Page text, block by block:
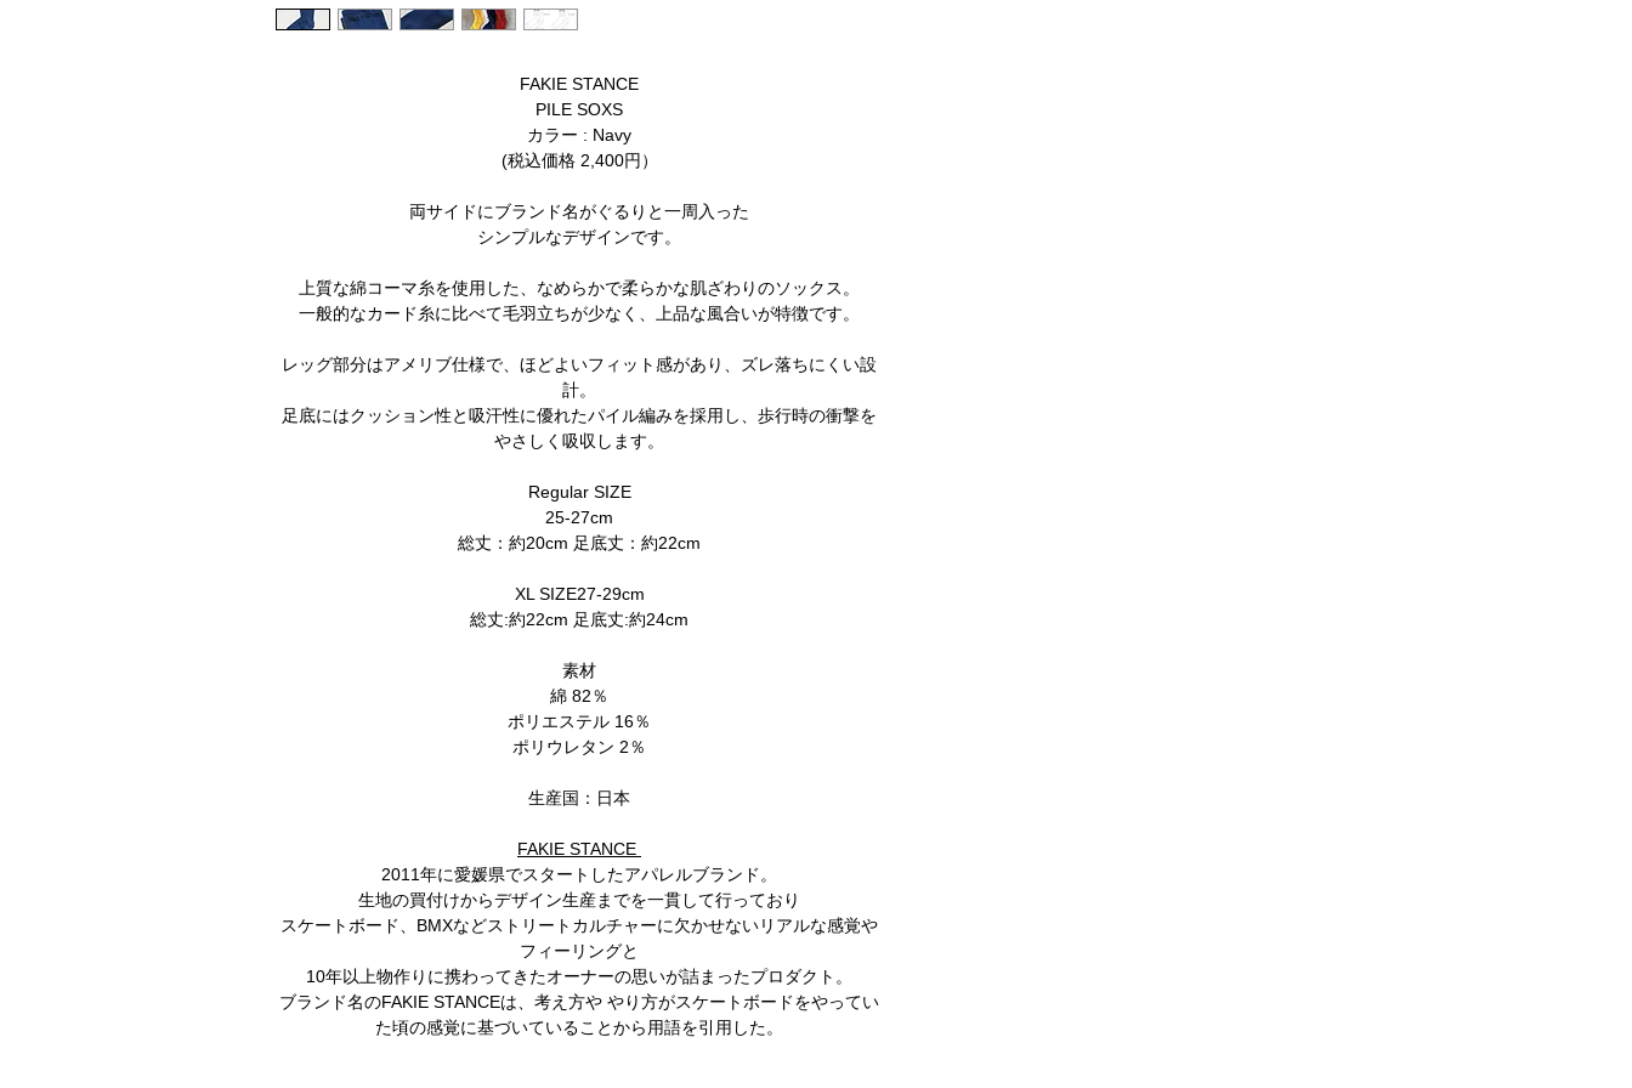
FAKIE STANCE
PILE SOXS
カラー : Navy
(税込価格 2,400円）
両サイドにブランド名がぐるりと一周入った
シンプルなデザインです。
上質な綿コーマ糸を使用した、なめらかで柔らかな肌ざわりのソックス。
一般的なカード糸に比べて毛羽立ちが少なく、上品な風合いが特徴です。
レッグ部分はアメリブ仕様で、ほどよいフィット感があり、ズレ落ちにくい設
計。
足底にはクッション性と吸汗性に優れたパイル編みを採用し、歩行時の衝撃を
やさしく吸収します。
Regular SIZE
25-27cm
総丈：約20cm 足底丈：約22cm
XL SIZE27-29cm
総丈:約22cm 足底丈:約24cm
素材
綿 82％
ポリエステル 16％
ポリウレタン 2％
生産国：日本
FAKIE STANCE
2011年に愛媛県でスタートしたアパレルブランド。
生地の買付けからデザイン生産までを一貫して行っており
スケートボード、BMXなどストリートカルチャーに欠かせないリアルな感覚や
フィーリングと
10年以上物作りに携わってきたオーナーの思いが詰まったプロダクト。
ブランド名のFAKIE STANCEは、考え方や やり方がスケートボードをやってい
た頃の感覚に基づいていることから用語を引用した。